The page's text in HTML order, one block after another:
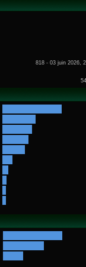
818 - 03 juin 2026,